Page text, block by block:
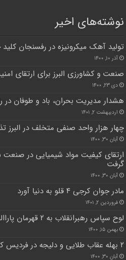
نوشته‌های اخیر
تولید آهک میکرونیزه در رفسنجان کلید
آذر ۱۰, ۱۴۰۰
صنعت و کشاورزی البرز برای ارتقای
دی ۲۳, ۱۴۰۰
هشدار مدیریت بحران، باد و طوفان در
اردیبهشت ۲, ۱۴۰۱
چهار هزار واحد صنفی متخلف در البرز
آبان ۳۰, ۱۴۰۰
ارتقای کیفیت مواد شیمیایی در صنعت
گرفت
آبان ۳۰, ۱۴۰۰
مادر جوان کرجی ۴ قلو به دنیا آورد
فروردین ۲, ۱۴۰۱
لوح سپاس رهبرانقلاب به ۲ قهرمان پاراالمپیک توکیو در البرز اهدا شد
بهمن ۱۵, ۱۴۰۰
۲ بهله عقاب طلایی و دلیجه در فردیس کشف شد
آبان ۳۰, ۱۴۰۰